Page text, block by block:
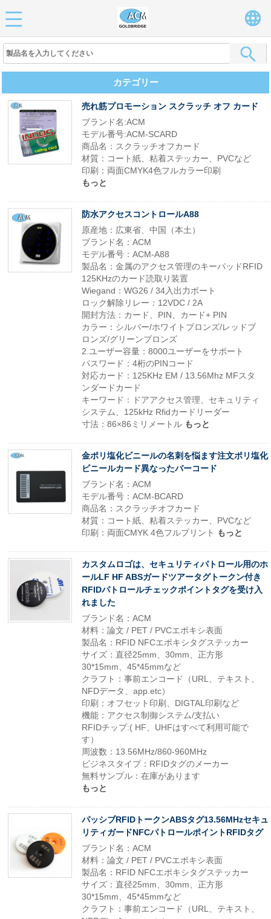
カテゴリー
売れ筋プロモーション スクラッチ オフ カード
ブランド名:ACM
モデル番号:ACM-SCARD
商品名：スクラッチオフカード
材質：コート紙、粘着ステッカー、PVCなど
印刷：両面CMYK4色フルカラー印刷
もっと
防水アクセスコントロールA88
原産地：広東省、中国（本土）
ブランド名：ACM
モデル番号：ACM-A88
製品名：金属のアクセス管理のキーパッドRFID
125KHzのカード読取り装置
Wiegand：WG26 / 34入出力ポート
ロック解除リレー：12VDC / 2A
開封方法：カード、PIN、カード+ PIN
カラー：シルバー/ホワイトブロンズ/レッドブ
ロンズ/グリーンブロンズ
2.ユーザー容量：8000ユーザーをサポート
パスワード：4桁のPINコード
対応カード：125KHz EM / 13.56Mhz MFスタ
ンダードカード
キーワード：ドアアクセス管理、セキュリティ
システム、125kHz Rfidカードリーダー
寸法：86×86ミリメートル もっと
金ポリ塩化ビニールの名刺を悩ます注文ポリ塩化
ビニールカード異なったバーコード
ブランド名：ACM
モデル番号：ACM-BCARD
商品名：スクラッチオフカード
材質：コート紙、粘着ステッカー、PVCなど
印刷：両面CMYK 4色フルプリント もっと
カスタムロゴは、セキュリティパトロール用のホ
ールLF HF ABSガードツアータグトークン付き
RFIDパトロールチェックポイントタグを受け入
れました
ブランド名：ACM
材料：論文 / PET / PVCエポキシ表面
製品名：RFID NFCエポキシタグステッカー
サイズ：直径25mm、30mm、正方形
30*15mm、45*45mmなど
クラフト：事前エンコード（URL、テキスト、
NFDデータ、app.etc）
印刷：オフセット印刷、DIGTAL印刷など
機能：アクセス制御システム/支払い
RFIDチップ:( HF、UHFはすべて利用可能で
す）
周波数：13.56MHz/860-960MHz
ビジネスタイプ：RFIDタグのメーカー
無料サンプル：在庫があります
もっと
パッシブRFIDトークンABSタグ13.56MHzセキュ
リティガードNFCパトロールポイントRFIDタグ
ブランド名：ACM
材料：論文 / PET / PVCエポキシ表面
製品名：RFID NFCエポキシタグステッカー
サイズ：直径25mm、30mm、正方形
30*15mm、45*45mmなど
クラフト：事前エンコード（URL、テキスト、